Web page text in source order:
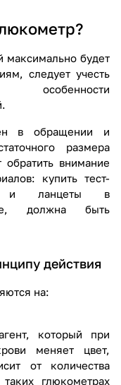
максимально будет
следует учесть
особенности
в обращении и
размера
обратить внимание
купить тест-
ланцеты в
должна быть
действия
на:
который при
меняет цвет,
от количества
глюкометрах